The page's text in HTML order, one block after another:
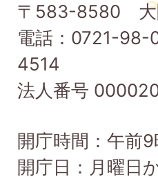
町
Taishi
Town
〒583-8580 大
電話：0721-98-
4514
法人番号
開庁時間：午前
開庁日：月曜日